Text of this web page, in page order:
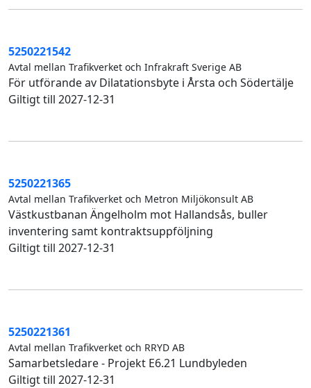
5250221542
Avtal mellan Trafikverket och Infrakraft Sverige AB
För utförande av Dilatationsbyte i Årsta och Södertälje
Giltigt till 2027-12-31
5250221365
Avtal mellan Trafikverket och Metron Miljökonsult AB
Västkustbanan Ängelholm mot Hallandsås, buller
inventering samt kontraktsuppföljning
Giltigt till 2027-12-31
5250221361
Avtal mellan Trafikverket och RRYD AB
Samarbetsledare - Projekt E6.21 Lundbyleden
Giltigt till 2027-12-31